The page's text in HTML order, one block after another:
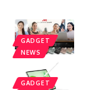
GADGET
NEWS
GADGET